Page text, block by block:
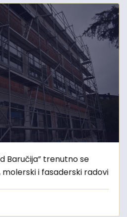
Baručija” trenutno se
i fasaderski radovi